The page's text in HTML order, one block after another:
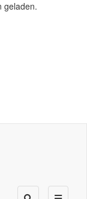
geladen.